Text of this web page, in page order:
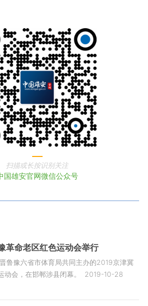
扫描或长按识别关注
国雄安官网微信公众号
革命老区红色运动会举行
鲁豫六省市体育局共同主办的2019京津冀
会，在邯郸涉县闭幕。
2019-10-28